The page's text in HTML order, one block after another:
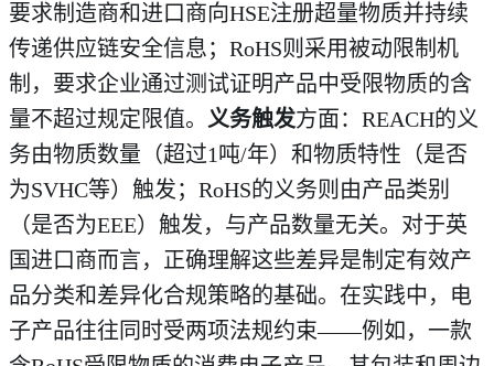
要求制造商和进口商向HSE注册超量物质并持续
传递供应链安全信息；RoHS则采用被动限制机
制，要求企业通过测试证明产品中受限物质的含
量不超过规定限值。 义务触发方面：REACH的义
务由物质数量（超过1吨/年）和物质特性（是否
为SVHC等）触发；RoHS的义务则由产品类别
（是否为EEE）触发，与产品数量无关。对于英
国进口商而言，正确理解这些差异是制定有效产
品分类和差异化合规策略的基础。在实践中，电
子产品往往同时受两项法规约束——例如，一款